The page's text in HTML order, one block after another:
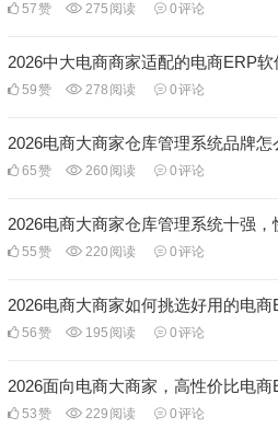
57赞 275 阅读 0评论
2026中大电商商家适配的电商ERP
59赞 278 阅读 0评论
2026电商大商家仓库管理系统品牌
65赞 260 阅读 0评论
2026电商大商家仓库管理系统十强
55赞 220 阅读 0评论
2026电商大商家如何挑选好用的电商
56赞 195 阅读 0评论
2026面向电商大商家，高性价比电
53赞 229 阅读 0评论